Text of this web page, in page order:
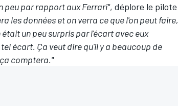
peu par rapport aux Ferrari", déplore le pilote
les données et on verra ce que l'on peut faire,
un peu surpris par l'écart avec eux
écart. Ça veut dire qu'il y a beaucoup de
comptera."